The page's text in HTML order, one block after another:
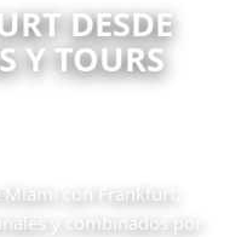
DESDE
Y TOURS
con Frankfurt,
y combinados por